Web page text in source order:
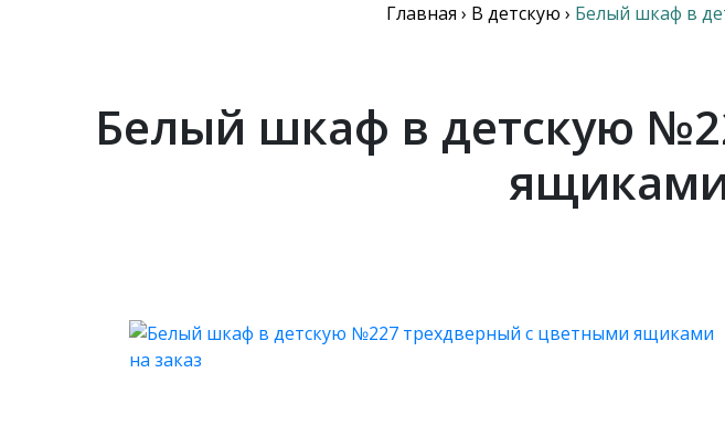
Главная › В детскую › Белый шкаф в
Белый шкаф в детскую